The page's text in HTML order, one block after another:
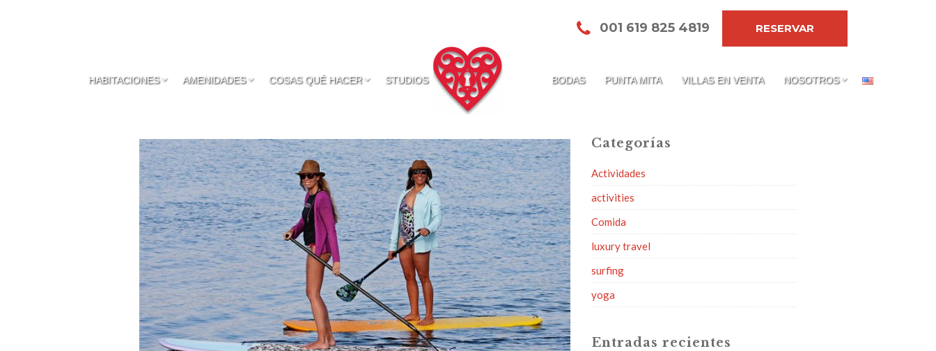
001 619 825 4819 RESERVAR
HABITACIONES AMENIDADES COSAS QUÉ HACER STUDIOS BODAS PUNTA MITA VILLAS EN VENTA NOSOTROS
Categorías
Actividades
activities
Comida
luxury travel
surfing
yoga
Entradas recientes